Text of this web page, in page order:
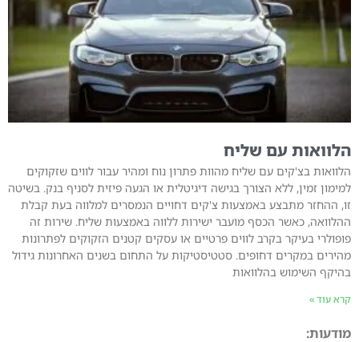
הלוואות עם שליח
הלוואות בצ'קים עם שליח מהוות פתרון נוח ומהיר עבור לווים שזקוקים
למימון זמין, ללא הצורך בגישה דיגיטלית או הגעה פיזית לסניף בנק. בשיטה
זו, ההחזר מתבצע באמצעות צ'קים דחויים הנמסרים למלווה בעת קבלת
ההלוואה, כאשר הכסף מועבר ישירות ללווה באמצעות שליח. שירות זה
פופולרי בעיקר בקרב לווים פרטיים או עסקים קטנים הזקוקים לפתרונות
מהירים במקרים דחופים. סטטיסטיקות על התחום בשנים האחרונות גידול
בהיקף השימוש בהלוואות
קרא עוד »
מודעות: